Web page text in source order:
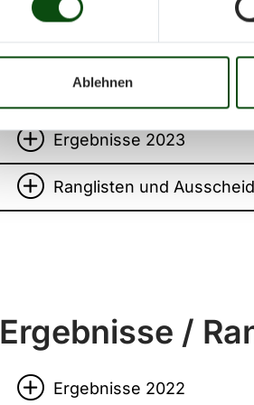
Ablehnen
Ergebnisse /
Ergebnisse 2023
Ranglisten und
Ergebnisse /
Ergebnisse 2022